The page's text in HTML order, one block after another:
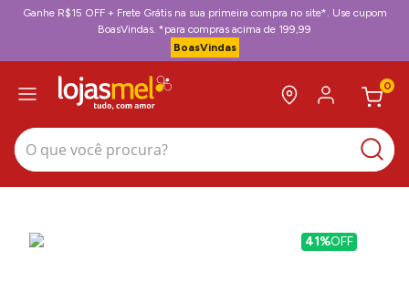
Ganhe R$15 OFF + Frete Grátis na sua primeira compra no site*. Use cupom
BoasVindas. *para compras acima de 199,99
BoasVindas
0
O que você procura?
41%OFF